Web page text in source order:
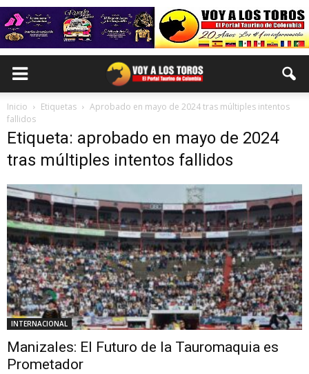
Inicio Etiquetas
Aprobado en mayo de 2024 tras múltiples intentos
fallidos
Etiqueta: aprobado en mayo de 2024
tras múltiples intentos fallidos
INTERNACIONAL
Manizales: El Futuro de la Tauromaquia es
Prometador